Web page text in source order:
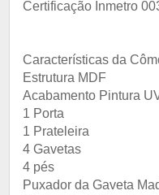
Certificação Inmetro
Características da
Estrutura MDF
Acabamento Pintura
1 Porta
1 Prateleira
4 Gavetas
4 pés
Puxador da Gaveta